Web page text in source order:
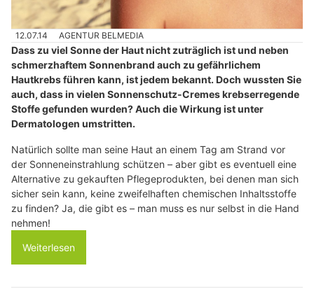
12.07.14 AGENTUR BELMEDIA
Dass zu viel Sonne der Haut nicht zuträglich ist und neben
schmerzhaftem Sonnenbrand auch zu gefährlichem
Hautkrebs führen kann, ist jedem bekannt. Doch wussten Sie
auch, dass in vielen Sonnenschutz-Cremes krebserregende
Stoffe gefunden wurden? Auch die Wirkung ist unter
Dermatologen umstritten.
Natürlich sollte man seine Haut an einem Tag am Strand vor
der Sonneneinstrahlung schützen – aber gibt es eventuell eine
Alternative zu gekauften Pflegeprodukten, bei denen man sich
sicher sein kann, keine zweifelhaften chemischen Inhaltsstoffe
zu finden? Ja, die gibt es – man muss es nur selbst in die Hand
nehmen!
Weiterlesen